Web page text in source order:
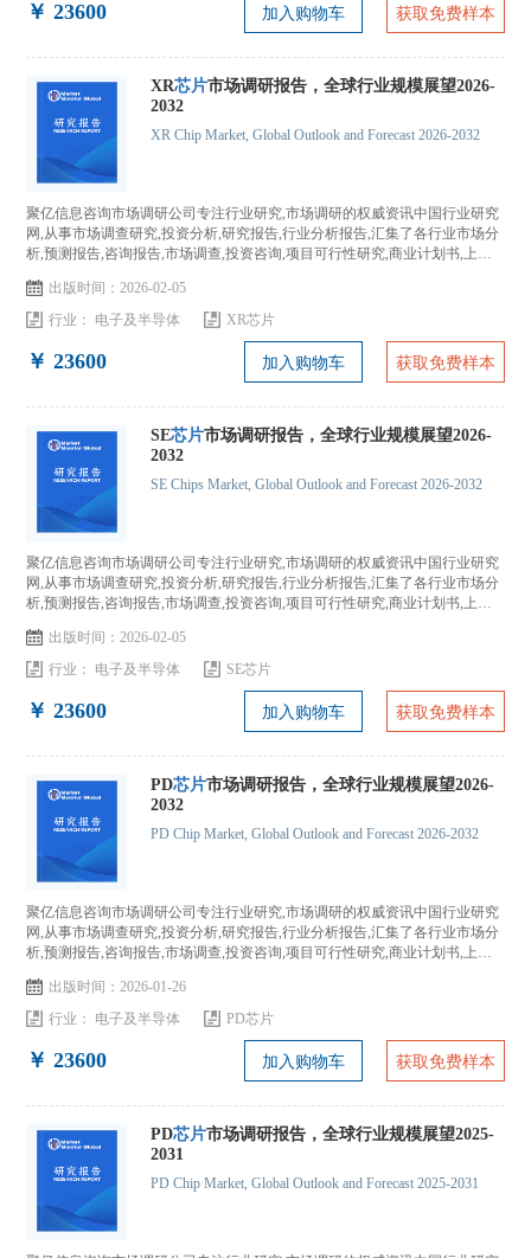
￥ 23600 加入购物车 获取免费样本
XR芯片市场调研报告，全球行业规模展望2026-
2032
XR Chip Market, Global Outlook and Forecast 2026-2032
聚亿信息咨询市场调研公司专注行业研究,市场调研的权威资讯中国行业研究
网,从事市场调查研究,投资分析,研究报告,行业分析报告,汇集了各行业市场分
析,预测报告,咨询报告,市场调查,投资咨询,项目可行性研究,商业计划书,上市
出版时间：2026-02-05
行业： 电子及半导体 XR芯片
￥ 23600 加入购物车 获取免费样本
SE芯片市场调研报告，全球行业规模展望2026-
2032
SE Chips Market, Global Outlook and Forecast 2026-2032
聚亿信息咨询市场调研公司专注行业研究,市场调研的权威资讯中国行业研究
网,从事市场调查研究,投资分析,研究报告,行业分析报告,汇集了各行业市场分
析,预测报告,咨询报告,市场调查,投资咨询,项目可行性研究,商业计划书,上市
出版时间：2026-02-05
行业： 电子及半导体 SE芯片
￥ 23600 加入购物车 获取免费样本
PD芯片市场调研报告，全球行业规模展望2026-
2032
PD Chip Market, Global Outlook and Forecast 2026-2032
聚亿信息咨询市场调研公司专注行业研究,市场调研的权威资讯中国行业研究
网,从事市场调查研究,投资分析,研究报告,行业分析报告,汇集了各行业市场分
析,预测报告,咨询报告,市场调查,投资咨询,项目可行性研究,商业计划书,上市
出版时间：2026-01-26
行业： 电子及半导体 PD芯片
￥ 23600 加入购物车 获取免费样本
PD芯片市场调研报告，全球行业规模展望2025-
2031
PD Chip Market, Global Outlook and Forecast 2025-2031